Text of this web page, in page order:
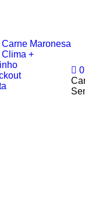
Carne Maronesa
Clima +
0